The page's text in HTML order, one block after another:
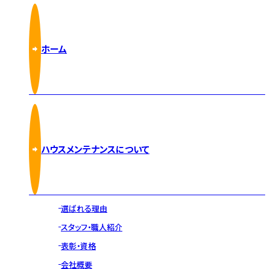
ホーム
ハウスメンテナンスについて
選ばれる理由
スタッフ・職人紹介
表彰・資格
会社概要